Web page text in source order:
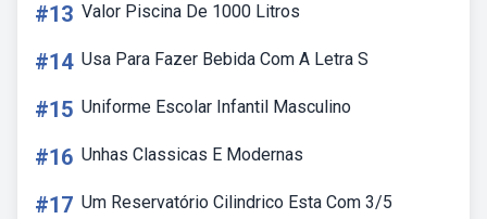
#13 Valor Piscina De 1000 Litros
#14 Usa Para Fazer Bebida Com A Letra S
#15 Uniforme Escolar Infantil Masculino
#16 Unhas Classicas E Modernas
#17 Um Reservatório Cilindrico Esta Com 3/5